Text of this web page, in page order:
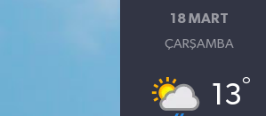
18 MART
ÇARŞAMBA
13°